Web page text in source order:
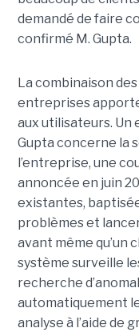
demandé de faire
confirmé M. Gupta.
La combinaison
entreprises
aux utilisateurs. Un
Gupta concerne la
l’entreprise, une
annoncée en juin
existantes,
problèmes et
avant même qu’un
système surveille
recherche
automatiquement
analyse à l’aide de